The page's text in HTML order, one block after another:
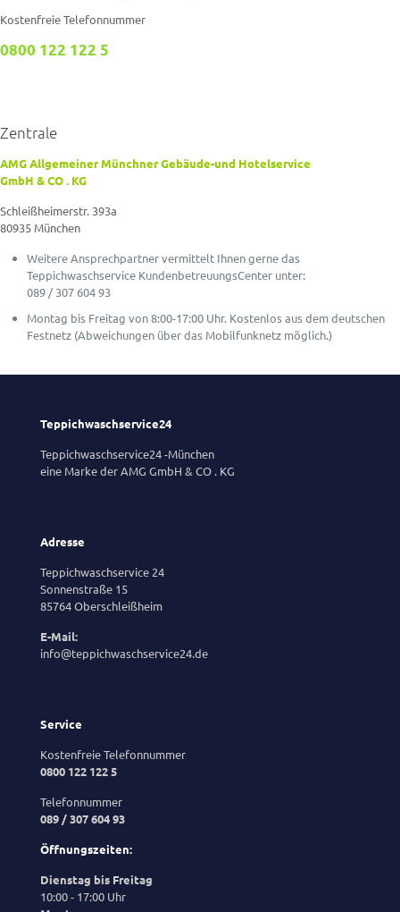
Kostenfreie Telefonnummer
0800 122 122 5
Zentrale
AMG Allgemeiner Münchner Gebäude-und Hotelservice
GmbH & CO . KG
Schleißheimerstr. 393a
80935 München
Weitere Ansprechpartner vermittelt Ihnen gerne das
Teppichwaschservice KundenbetreuungsCenter unter:
089 / 307 604 93
Montag bis Freitag von 8:00-17:00 Uhr. Kostenlos aus dem deutschen
Festnetz (Abweichungen über das Mobilfunknetz möglich.)
Teppichwaschservice24
Teppichwaschservice24 -München
eine Marke der AMG GmbH & CO . KG
Adresse
Teppichwaschservice 24
Sonnenstraße 15
85764 Oberschleißheim
E-Mail:
info@teppichwaschservice24.de
Service
Kostenfreie Telefonnummer
0800 122 122 5
Telefonnummer
089 / 307 604 93
Öffnungszeiten:
Dienstag bis Freitag
10:00 - 17:00 Uhr